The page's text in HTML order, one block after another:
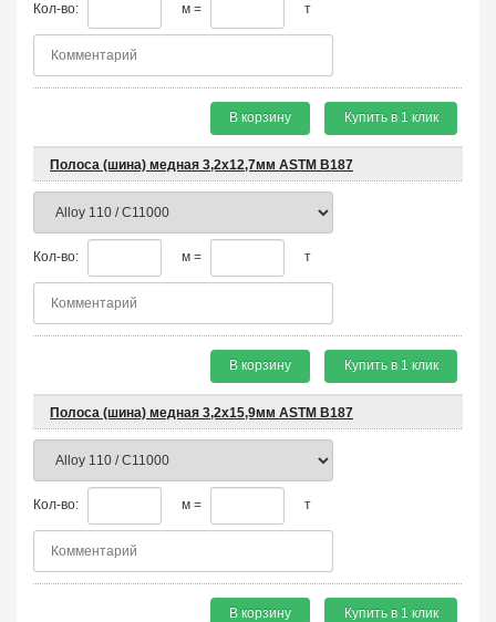
Кол-во: м = т
В корзину Купить в 1 клик
Полоса (шина) медная 3,2х12,7мм ASTM B187
Кол-во: м = т
В корзину Купить в 1 клик
Полоса (шина) медная 3,2х15,9мм ASTM B187
Кол-во: м = т
В корзину Купить в 1 клик